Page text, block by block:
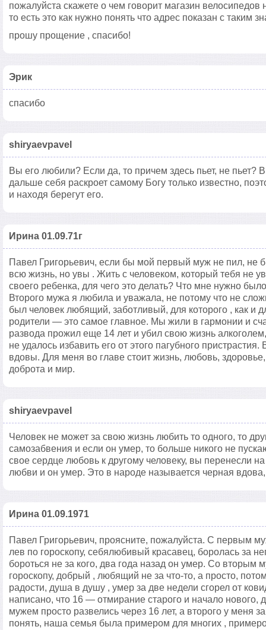
пожалуйста скажете о чем говорит магазин
то есть это как нужно понять что адрес показан с таким
прошу прощение , спасибо!
Эрик
спасибо
shiryaevpavel
Вы его любили? Если да, то причем здесь пьет, не пьет?
дальше себя раскроет самому Богу только известно,
и находя берегут его.
Ирина 01.09.71г
Павел Григорьевич, если бы мой первый муж не пил, не
всю жизнь, но увы . Жить с человеком, который тебя не
своего ребенка, для чего это делать? Что мне нужно
Второго мужа я любила и уважала, не потому что не
был человек любящий, заботливый, для которого , как и
родители — это самое главное. Мы жили в гармонии и
развода прожил еще 14 лет и убил свою жизнь
не удалось избавить его от этого пагубного
вдовы. Для меня во главе стоит жизнь, любовь,
доброта и мир.
shiryaevpavel
Человек не может за свою жизнь любить то одного, то
самозабвения и если он умер, то больше никого не
свое сердце любовь к другому человеку, вы перенесли
любви и он умер. Это в народе называется черная вдова,
Ирина 01.09.1971
Павел Григорьевич, проясните, пожалуйста. С первым
лев по гороскопу, себялюбивый красавец, боролась за
бороться не за кого, два года назад он умер. Со вторым
гороскопу, добрый , любящий не за что-то, а просто,
радости, душа в душу , умер за две недели сгорел от
написано, что 16 — отмирание старого и начало нового,
мужем просто развелись через 16 лет, а второго у меня
понять, наша семья была примером для многих ,